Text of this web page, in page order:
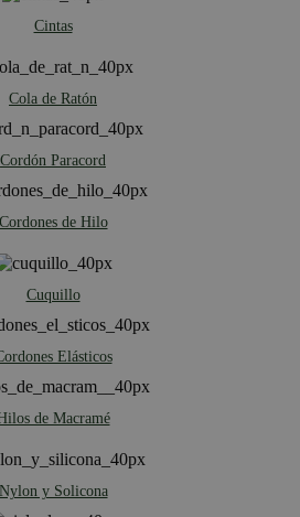
Cintas
Cola de Ratón
Cordón Paracord
Cordones de Hilo
Cuquillo
Elásticos
de Macramé
Nylon y Solicona